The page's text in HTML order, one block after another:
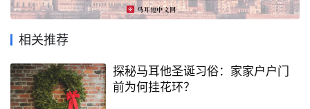
相关推荐
探秘马耳他圣诞习俗：家家户户门
前为何挂花环？